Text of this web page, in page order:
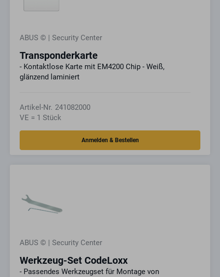
ABUS © | Security Center
Transponderkarte
- Kontaktlose Karte mit EM4200 Chip - Weiß,
glänzend laminiert
Artikel-Nr. 241082000
VE = 1 Stück
ABUS © | Security Center
Werkzeug-Set CodeLoxx
- Passendes Werkzeugset für Montage von